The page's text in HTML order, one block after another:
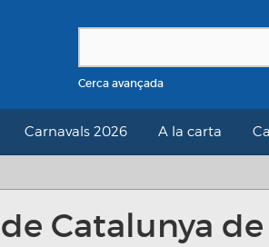
Cerca avançada
Carnavals 2026 A la carta
Catalunya